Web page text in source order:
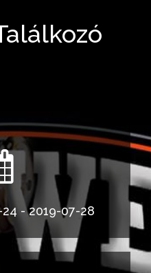
- 2019-07-28